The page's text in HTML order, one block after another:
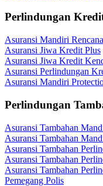
Perlindungan
Asuransi Mandiri
Asuransi Jiwa Kredit Plus
Asuransi Jiwa Kredit
Asuransi Perlindungan
Asuransi Mandiri
Perlindungan
Asuransi Tambahan
Asuransi Tambahan
Asuransi Tambahan
Asuransi Tambahan
Asuransi Tambahan
Pemegang Polis